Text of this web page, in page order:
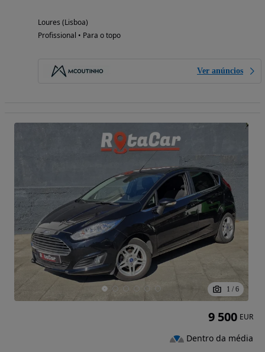
Loures (Lisboa)
Profissional • Para o topo
Ver anúncios
1 / 6
9 500 EUR
Dentro da média